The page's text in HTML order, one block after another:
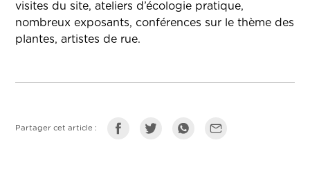
visites du site, ateliers d’écologie pratique,
nombreux exposants, conférences sur le thème des
plantes, artistes de rue.
Partager cet article :